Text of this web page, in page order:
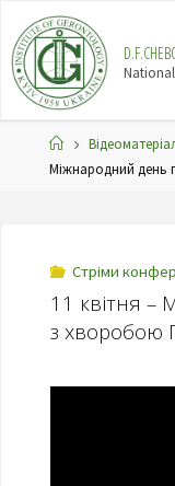
content
D.F.CHEB
Home
Міжнародний день
Стріми
11 квітня –
з хворобою